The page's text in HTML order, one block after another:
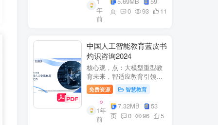
参编綦兵、谷金辉、温庆
福、王丹、岳...
年
前
页
0 93 11
中国人工智能教育蓝皮书
灼识咨询2024
核心观，点：大模型重型教
育未来，智适应教育引领
A+教有新纪元灼识咨询
China inshts Consultancy帆
观：深剂：洞来：失减：全
球故有革新浪湘2学习机妆占
硬件查头智道，应学习机市
免费资源 智慧教育
1年
前
7.32MB
53
页
0 96 5